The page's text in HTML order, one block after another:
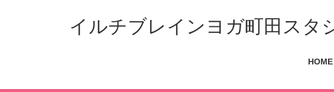
イルチブレインヨガ町田スタ
HOME